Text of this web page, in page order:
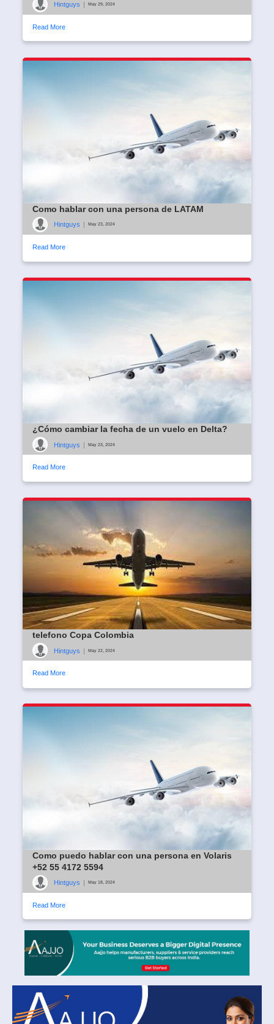
Hintguys | May 29, 2024
Read More
Como hablar con una persona de LATAM
Hintguys May 23, 2024
Read More
¿Cómo cambiar la fecha de un vuelo en Delta?
Hintguys | May 23, 2024
Read More
telefono Copa Colombia
Hintguys | May 22, 2024
Read More
Como puedo hablar con una persona en Volaris
+52 55 4172 5594
Hintguys | May 18, 2024
Read More